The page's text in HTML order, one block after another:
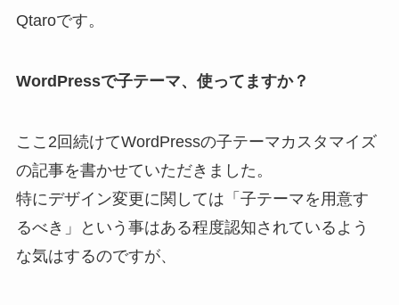
Qtaroです。
WordPressで子テーマ、使ってますか？
ここ2回続けてWordPressの子テーマカスタマイズ
の記事を書かせていただきました。
特にデザイン変更に関しては「子テーマを用意す
るべき」という事はある程度認知されているよう
な気はするのですが、